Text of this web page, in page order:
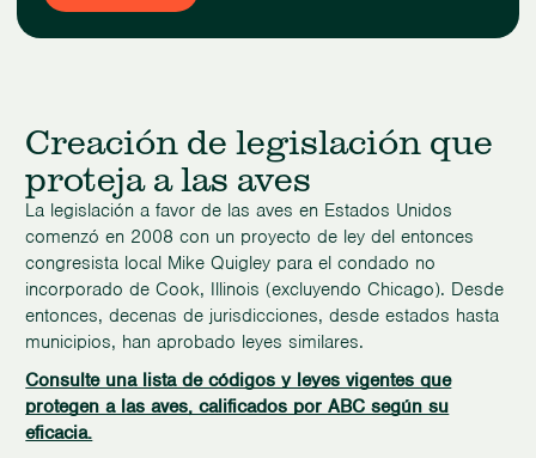
Creación de legislación que
proteja a las aves
La legislación a favor de las aves en Estados Unidos
comenzó en 2008 con un proyecto de ley del entonces
congresista local Mike Quigley para el condado no
incorporado de Cook, Illinois (excluyendo Chicago). Desde
entonces, decenas de jurisdicciones, desde estados hasta
municipios, han aprobado leyes similares.
Consulte una lista de códigos y leyes vigentes que
protegen a las aves, calificados por ABC según su
eficacia.